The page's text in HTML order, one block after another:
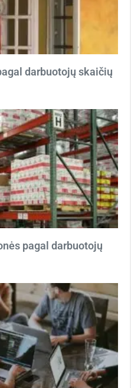
darbuotojų skaičių
pagal darbuotojų